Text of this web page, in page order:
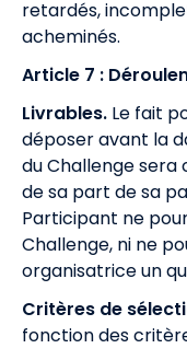
retardés,
acheminés.
Article 7 :
Livrables. Le fait
déposer avant la
du Challenge
de sa part de sa
Participant ne
Challenge, ni ne
organisatrice un
Critères de
fonction des